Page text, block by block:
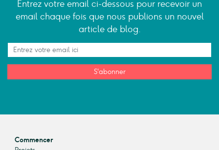
Entrez votre email ci-dessous pour recevoir un
email chaque fois que nous publions un nouvel
article de blog.
S'abonner
Commencer